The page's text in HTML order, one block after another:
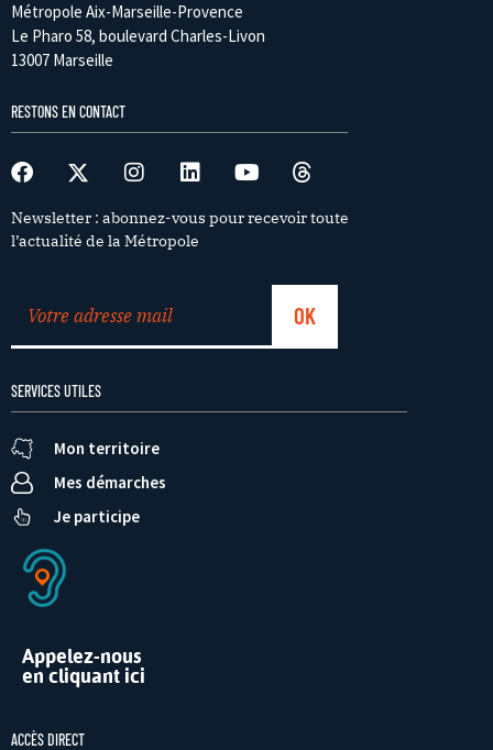
Métropole Aix-Marseille-Provence
Le Pharo 58, boulevard Charles-Livon
13007 Marseille
RESTONS EN CONTACT
Newsletter : abonnez-vous pour recevoir toute
l’actualité de la Métropole
SERVICES UTILES
Mon territoire
Mes démarches
Je participe
Appelez-nous
en cliquant ici
ACCÈS DIRECT